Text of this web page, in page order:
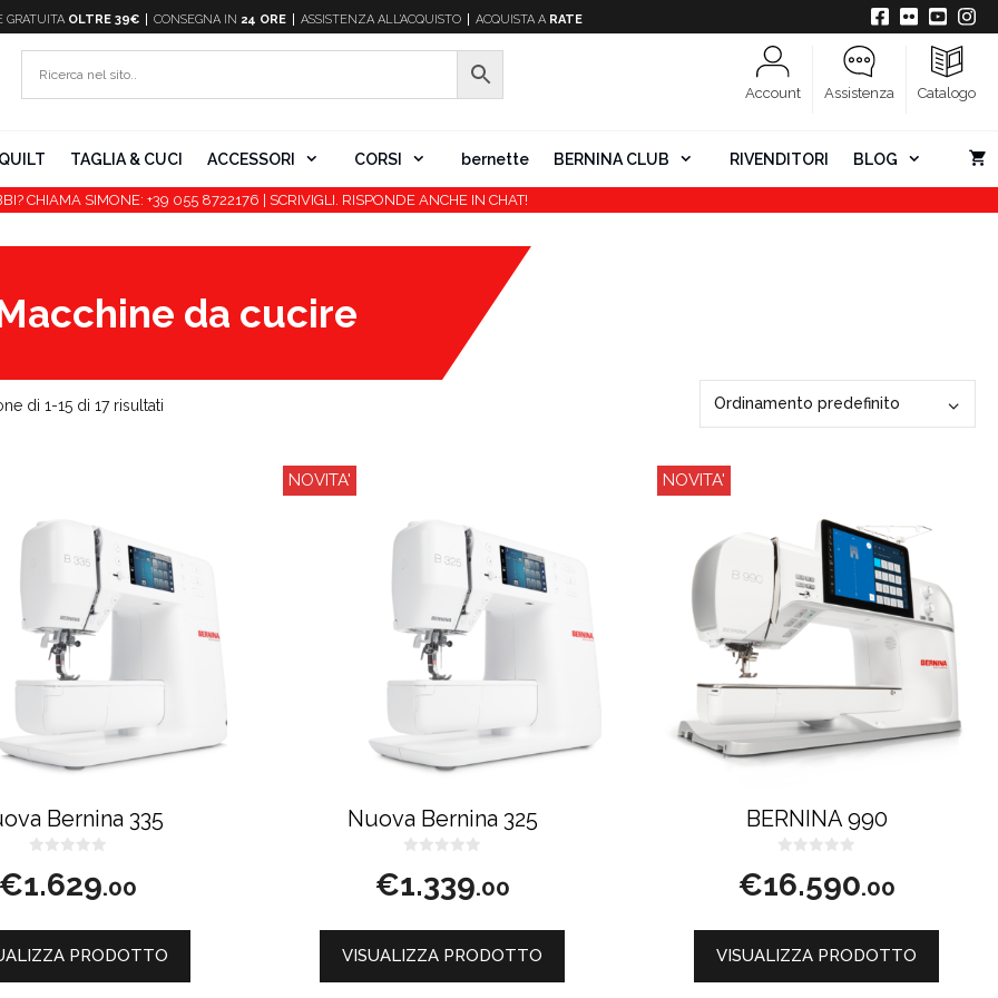
GRATUITA OLTRE 39€ CONSEGNA IN 24 ORE ASSISTENZA ALL’ACQUISTO ACQUISTA A RATE
Account Assistenza Catalogo
TAGLIA & CUCI ACCESSORI CORSI bernette BERNINA CLUB RIVENDITORI BLOG
CHIAMA SIMONE: +39 055 8722176 | SCRIVIGLI. RISPONDE ANCHE IN CHAT!
da cucire
di 1-15 di 17 risultati
Bernina 335
s
u
€1.629.00
PRODOTTO
NOVITA'
Nuova Bernina 325
s
u
€1.339.00
VISUALIZZA PRODOTTO
NOVITA'
BERNINA 990
s
u
€16.590.00
VISUALIZZA PRODOTTO